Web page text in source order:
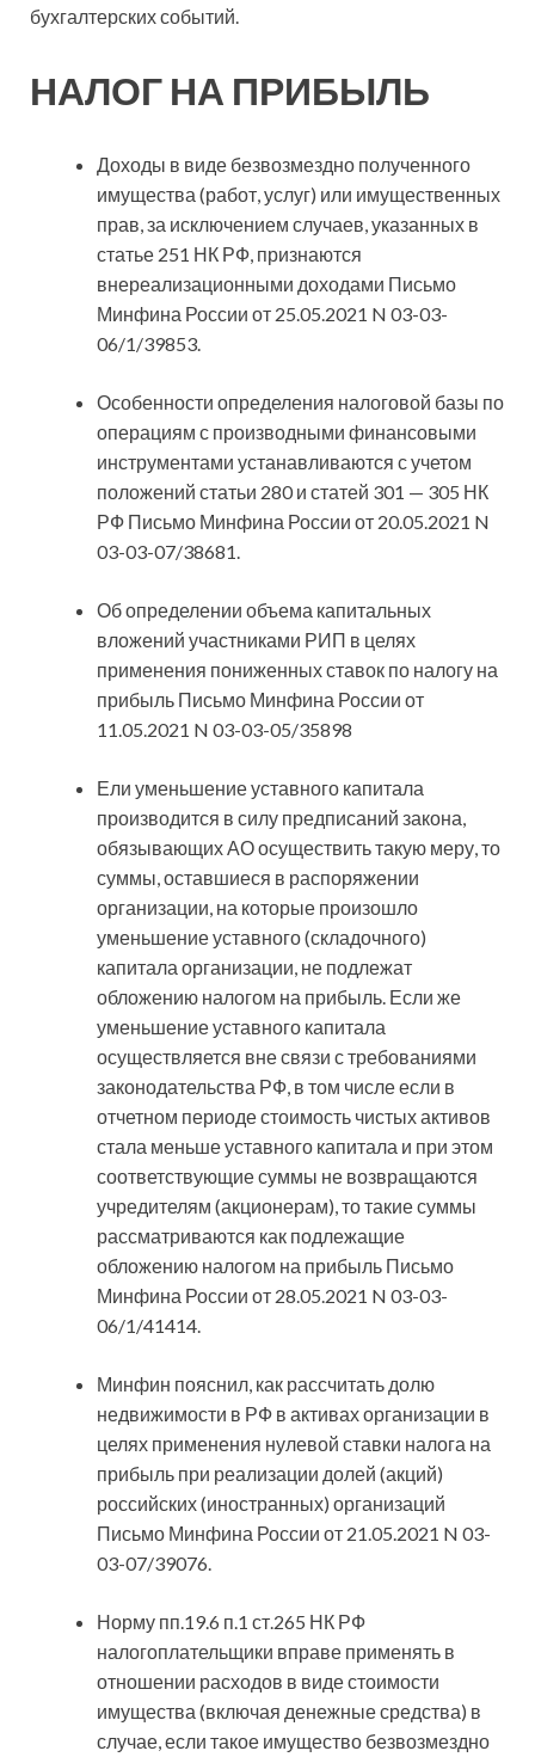
бухгалтерских событий.
НАЛОГ НА ПРИБЫЛЬ
Доходы в виде безвозмездно полученного
имущества (работ, услуг) или имущественных
прав, за исключением случаев, указанных в
статье 251 НК РФ, признаются
внереализационными доходами Письмо
Минфина России от 25.05.2021 N 03-03-
06/1/39853.
Особенности определения налоговой базы по
операциям с производными финансовыми
инструментами устанавливаются с учетом
положений статьи 280 и статей 301 — 305 НК
РФ Письмо Минфина России от 20.05.2021 N
03-03-07/38681.
Об определении объема капитальных
вложений участниками РИП в целях
применения пониженных ставок по налогу на
прибыль Письмо Минфина России от
11.05.2021 N 03-03-05/35898
Ели уменьшение уставного капитала
производится в силу предписаний закона,
обязывающих АО осуществить такую меру, то
суммы, оставшиеся в распоряжении
организации, на которые произошло
уменьшение уставного (складочного)
капитала организации, не подлежат
обложению налогом на прибыль. Если же
уменьшение уставного капитала
осуществляется вне связи с требованиями
законодательства РФ, в том числе если в
отчетном периоде стоимость чистых активов
стала меньше уставного капитала и при этом
соответствующие суммы не возвращаются
учредителям (акционерам), то такие суммы
рассматриваются как подлежащие
обложению налогом на прибыль Письмо
Минфина России от 28.05.2021 N 03-03-
06/1/41414.
Минфин пояснил, как рассчитать долю
недвижимости в РФ в активах организации в
целях применения нулевой ставки налога на
прибыль при реализации долей (акций)
российских (иностранных) организаций
Письмо Минфина России от 21.05.2021 N 03-
03-07/39076.
Норму пп.19.6 п.1 ст.265 НК РФ
налогоплательщики вправе применять в
отношении расходов в виде стоимости
имущества (включая денежные средства) в
случае, если такое имущество безвозмездно